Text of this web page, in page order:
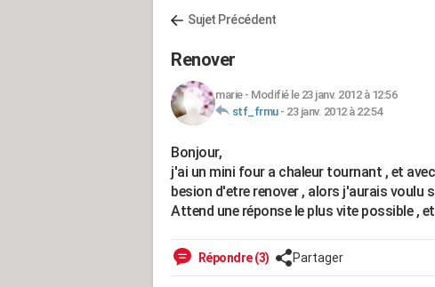
Sujet Précédent
Renover
marie- Modifié le 23 janv. 2012 à 12:56
stf_frmu- 23 janv. 2012 à 22:54
Bonjour,
j'ai un mini four a chaleur tournant , et
besion d'etre renover , alors j'aurais voulu
Attend une réponse le plus vite possible ,
Répondre (3) Partager